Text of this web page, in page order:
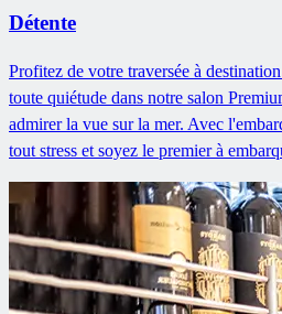
Détente
Profitez de votre traversée à
toute quiétude dans notre salon
admirer la vue sur la mer. Avec
tout stress et soyez le premier à